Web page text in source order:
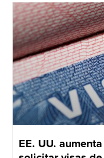
EE. UU.